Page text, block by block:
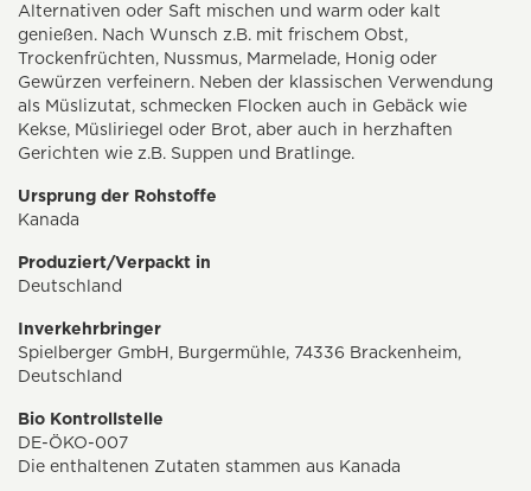
Alternativen oder Saft mischen und warm oder kalt
genießen. Nach Wunsch z.B. mit frischem Obst,
Trockenfrüchten, Nussmus, Marmelade, Honig oder
Gewürzen verfeinern. Neben der klassischen Verwendung
als Müslizutat, schmecken Flocken auch in Gebäck wie
Kekse, Müsliriegel oder Brot, aber auch in herzhaften
Gerichten wie z.B. Suppen und Bratlinge.
Ursprung der Rohstoffe
Kanada
Produziert/Verpackt in
Deutschland
Inverkehrbringer
Spielberger GmbH, Burgermühle, 74336 Brackenheim,
Deutschland
Bio Kontrollstelle
DE-ÖKO-007
Die enthaltenen Zutaten stammen aus Kanada